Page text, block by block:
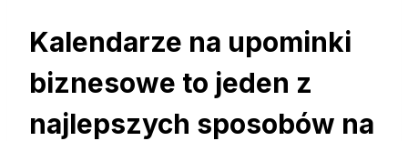
Kalendarze na upominki
biznesowe to jeden z
najlepszych sposobów na